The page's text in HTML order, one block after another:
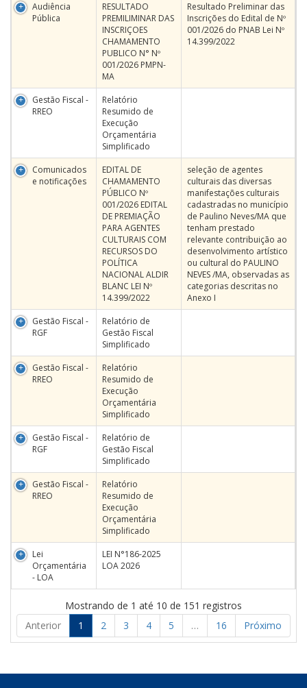
Audiência
Pública
RESULTADO
PREMILIMINAR DAS
INSCRIÇOES
CHAMAMENTO
PUBLICO N° Nº
001/2026 PMPN-
MA
Resultado Preliminar das
Inscrições do Edital de Nº
001/2026 do PNAB Lei Nº
14.399/2022
Gestão Fiscal -
RREO
Relatório
Resumido de
Execução
Orçamentária
Simplificado
Comunicados
e notificações
EDITAL DE
CHAMAMENTO
PÚBLICO Nº
001/2026 EDITAL
DE PREMIAÇÃO
PARA AGENTES
CULTURAIS COM
RECURSOS DO
POLÍTICA
NACIONAL ALDIR
BLANC LEI Nº
14.399/2022
seleção de agentes
culturais das diversas
manifestações culturais
cadastradas no município
de Paulino Neves/MA que
tenham prestado
relevante contribuição ao
desenvolvimento artístico
ou cultural do PAULINO
NEVES /MA, observadas as
categorias descritas no
Anexo I
Gestão Fiscal -
RGF
Relatório de
Gestão Fiscal
Simplificado
Gestão Fiscal -
RREO
Relatório
Resumido de
Execução
Orçamentária
Simplificado
Gestão Fiscal -
RGF
Relatório de
Gestão Fiscal
Simplificado
Gestão Fiscal -
RREO
Relatório
Resumido de
Execução
Orçamentária
Simplificado
Lei
Orçamentária
- LOA
LEI N°186-2025
LOA 2026
Mostrando de 1 até 10 de 151 registros
Anterior
1 2 3 4 5 … 16 Próximo